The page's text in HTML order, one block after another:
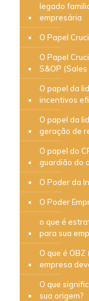
legado
empresária
O Papel
O Papel
S&OP
O papel da
incentivos
O papel da
geração de
O papel do
guardião do
O Poder da
O Poder
o que é
para sua
O que é
empresa
O que
sua origem?